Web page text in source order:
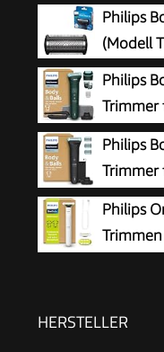
Philips
(Modell
Philips
Trimmer
Triple
austauschbaren
100% duschfest,
BG7485/30
Philips
Trimmer
mit
im Intimbereich,
Laufzeit, Modell
Philips
rasieren, Modell
HERSTELLER